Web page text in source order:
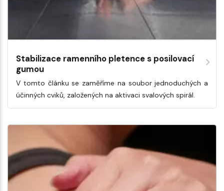
Stabilizace ramenního pletence s posilovací
gumou
V tomto článku se zaměříme na soubor jednoduchých a
účinných cviků, založených na aktivaci svalových spirál.